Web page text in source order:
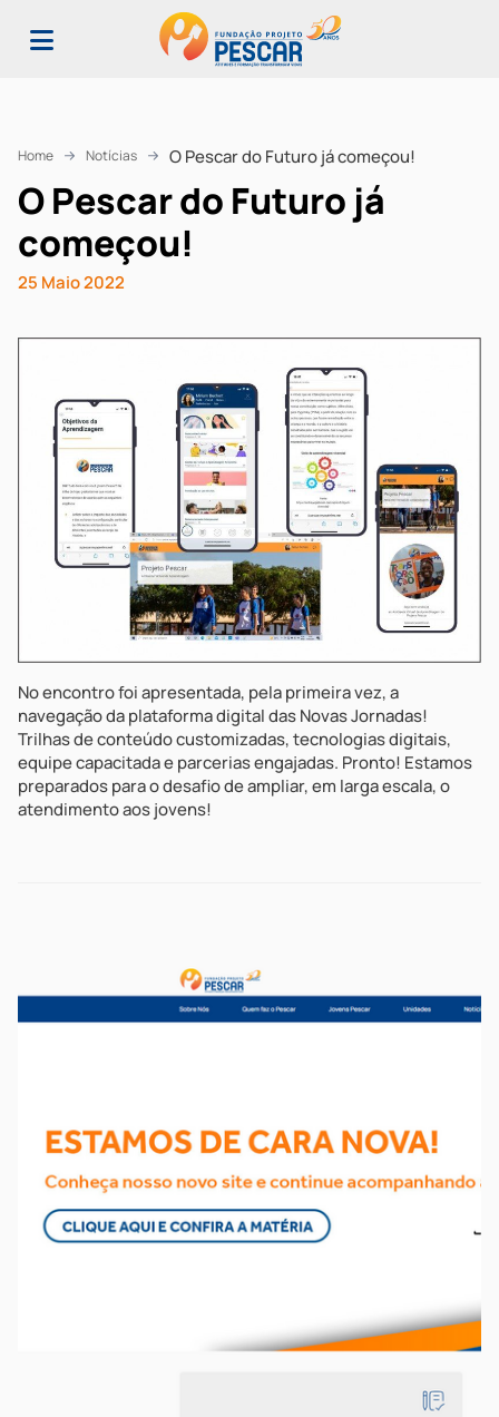
Home Notícias O Pescar do Futuro já começou!
O Pescar do Futuro já
começou!
25 Maio 2022
No encontro foi apresentada, pela primeira vez, a
navegação da plataforma digital das Novas Jornadas!
Trilhas de conteúdo customizadas, tecnologias digitais,
equipe capacitada e parcerias engajadas. Pronto! Estamos
preparados para o desafio de ampliar, em larga escala, o
atendimento aos jovens!
Notícias
Site da
Projeto
Pescar de
Cara
Nova
Em mais uma
etapa da
comemoração
dos 50 anos do
Projeto Pescar,
nosso novo site.
Focando na
modernidade,
com mais
informações
sobre a história